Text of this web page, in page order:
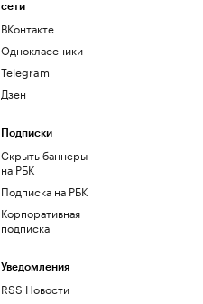
сети
ВКонтакте
Одноклассники
Telegram
Дзен
Подписки
Скрыть баннеры
на РБК
Подписка на РБК
Корпоративная
подписка
Уведомления
RSS Новости